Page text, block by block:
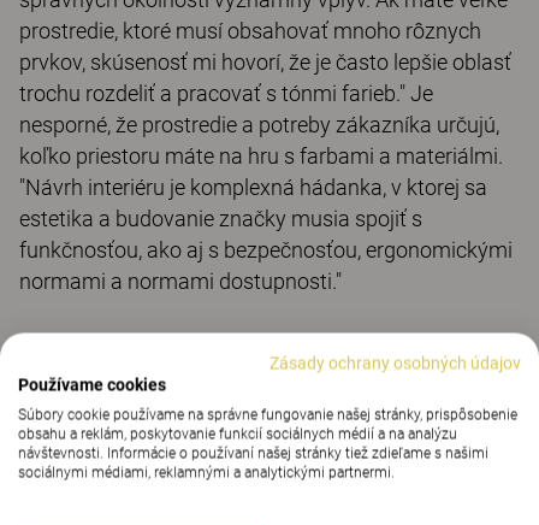
prostredie, ktoré musí obsahovať mnoho rôznych
prvkov, skúsenosť mi hovorí, že je často lepšie oblasť
trochu rozdeliť a pracovať s tónmi farieb." Je
nesporné, že prostredie a potreby zákazníka určujú,
koľko priestoru máte na hru s farbami a materiálmi.
"Návrh interiéru je komplexná hádanka, v ktorej sa
estetika a budovanie značky musia spojiť s
funkčnosťou, ako aj s bezpečnosťou, ergonomickými
normami a normami dostupnosti."
"Vďaka väčším možnostiam je práca,
kde sa vízia mení na realitu,
kreatívnejšia. Morená dyha poskytuje
ozajstný pocit dreva, keďže je evidentné,
Zásady ochrany osobných údajov
Používame cookies
Súbory cookie používame na správne fungovanie našej stránky, prispôsobenie
obsahu a reklám, poskytovanie funkcií sociálnych médií a na analýzu
návštevnosti. Informácie o používaní našej stránky tiež zdieľame s našimi
sociálnymi médiami, reklamnými a analytickými partnermi.